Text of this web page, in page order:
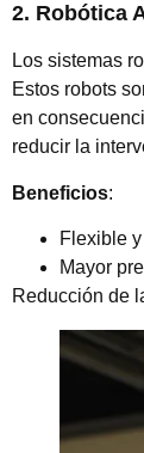
2. Robótica
Los sistemas
Estos robots
en
reducir la
Beneficios:
Flexible
Mayor
Reducción de